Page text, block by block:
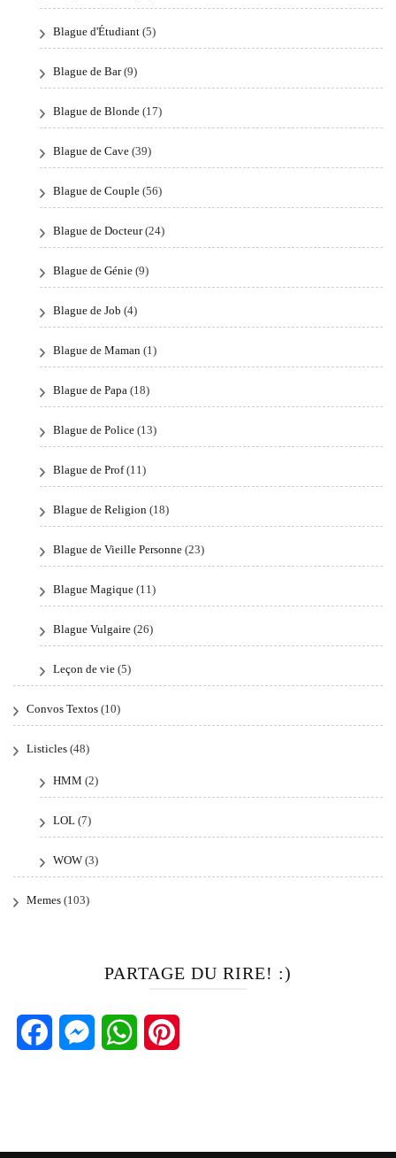
Blague d'Étudiant (5)
Blague de Bar(9)
Blague de Blonde (17)
Blague de Cave (39)
Blague de Couple (56)
Blague de Docteur(24)
Blague de Génie (9)
Blague de Job (4)
Blague de Maman (1)
Blague de Papa (18)
Blague de Police (13)
Blague de Prof(11)
Blague de Religion (18)
Blague de Vieille Personne (23)
Blague Magique (11)
Blague Vulgaire (26)
Leçon de vie (5)
Convos Textos (10)
Listicles (48)
HMM (2)
LOL (7)
WOW (3)
Memes (103)
PARTAGE DU RIRE! :)
FacebookMessengerWhatsApp